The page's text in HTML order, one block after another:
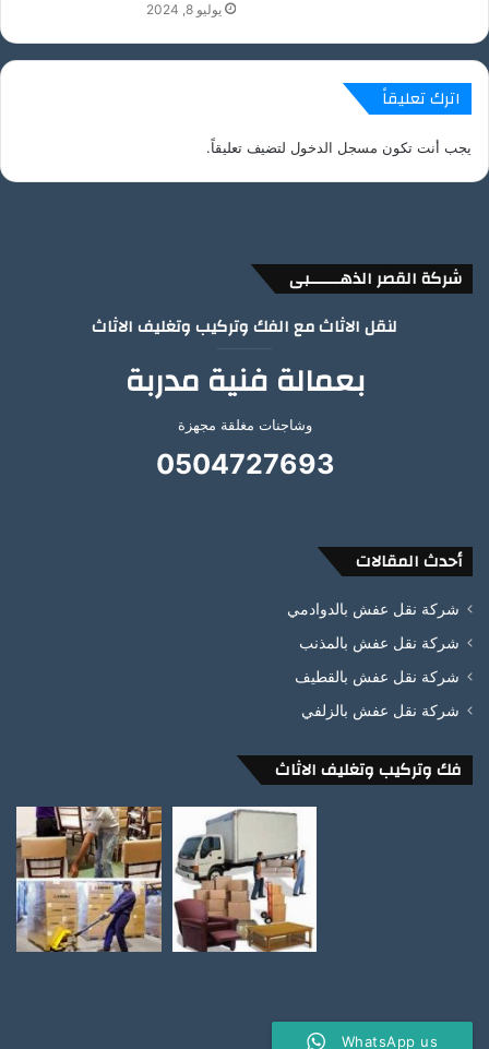
يوليو 8, 2024
اترك تعليقاً
يجب أنت تكون مسجل الدخول لتضيف تعليقاً.
شركة القصر الذهـــــــبى
لنقل الاثاث مع الفك وتركيب وتغليف الاثاث
بعمالة فنية مدربة
وشاجنات مغلقة مجهزة
0504727693
أحدث المقالات
شركة نقل عفش بالدوادمي
شركة نقل عفش بالمذنب
شركة نقل عفش بالقطيف
شركة نقل عفش بالزلفي
فك وتركيب وتغليف الاثاث
WhatsApp us